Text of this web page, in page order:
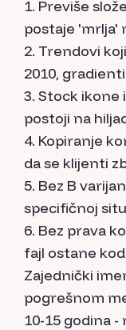
Previše
postaje 'mrlja'
Trendovi
2010,
Stock ikone
postoji na
Kopiranje
da se klijenti
Bez B
specifičnoj
Bez prava
fajl ostane
Zajednički
pogrešnom
10-15 godina